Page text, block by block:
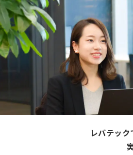
レバテッ